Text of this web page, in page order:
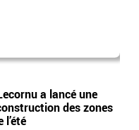
a lancé une
des zones